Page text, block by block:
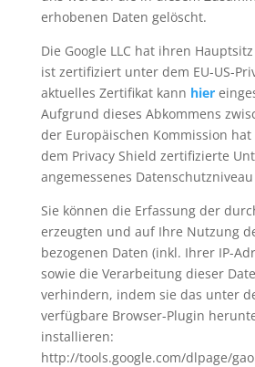
erhobenen Daten gelöscht.
Die Google LLC hat ihren
ist zertifiziert unter dem EU-US-
aktuelles Zertifikat kann hier
Aufgrund dieses Abkommens
der Europäischen Kommission
dem Privacy Shield zertifizierte
angemessenes
Sie können die Erfassung der
erzeugten und auf Ihre Nutzung
bezogenen Daten (inkl. Ihrer IP-
sowie die Verarbeitung dieser
verhindern, indem sie das unter
verfügbare Browser-Plugin
installieren:
http://tools.google.com/dlpage/